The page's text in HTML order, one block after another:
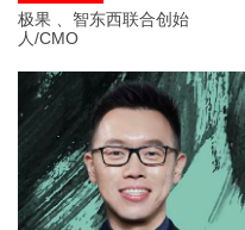
极果 、智东西联合创始
人/CMO